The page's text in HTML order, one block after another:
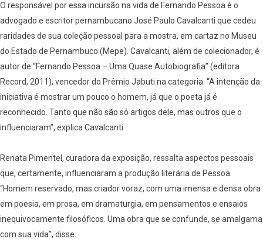
O responsável por essa incursão na vida de Fernando Pessoa é o
advogado e escritor pernambucano José Paulo Cavalcanti que cedeu
raridades de sua coleção pessoal para a mostra, em cartaz no Museu
do Estado de Pernambuco (Mepe). Cavalcanti, além de colecionador, é
autor de “Fernando Pessoa – Uma Quase Autobiografia” (editora
Record, 2011), vencedor do Prêmio Jabuti na categoria. “A intenção da
iniciativa é mostrar um pouco o homem, já que o poeta já é
reconhecido. Tanto que não são só artigos dele, mas outros que o
influenciaram”, explica Cavalcanti.
Renata Pimentel, curadora da exposição, ressalta aspectos pessoais
que, certamente, influenciaram a produção literária de Pessoa.
“Homem reservado, mas criador voraz, com uma imensa e densa obra
em poesia, em prosa, em dramaturgia, em pensamentos e ensaios
inequivocamente filosóficos. Uma obra que se confunde, se amalgama
com sua vida”, disse.